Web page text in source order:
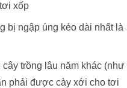
xốp
bị ngập úng kéo dài nhất là
trồng lâu năm khác (như
phải được cày xới cho tơi